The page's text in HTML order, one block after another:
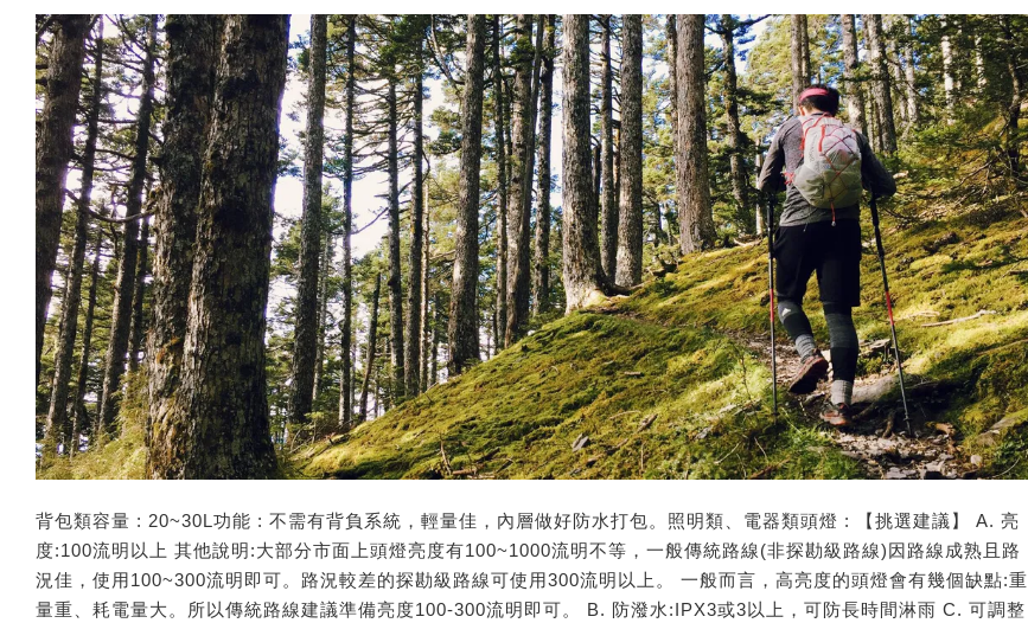
背包類容量 : 20~30L功能 : 不需有背負系統，輕量佳，內層做好防水打包。照明類、電器類頭燈 : 【挑選建議】 A. 亮
度:100流明以上 其他說明:大部分市面上頭燈亮度有100~1000流明不等，一般傳統路線(非探勘級路線)因路線成熟且路
況佳，使用100~300流明即可。路況較差的探勘級路線可使用300流明以上。 一般而言，高亮度的頭燈會有幾個缺點:重
量重、耗電量大。所以傳統路線建議準備亮度100-300流明即可。 B. 防潑水:IPX3或3以上，可防長時間淋雨 C. 可調整